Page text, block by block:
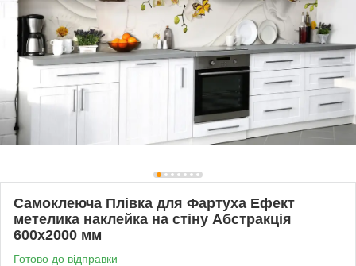
Самоклеюча Плівка для Фартуха Ефект
метелика наклейка на стіну Абстракція
600х2000 мм
Готово до відправки